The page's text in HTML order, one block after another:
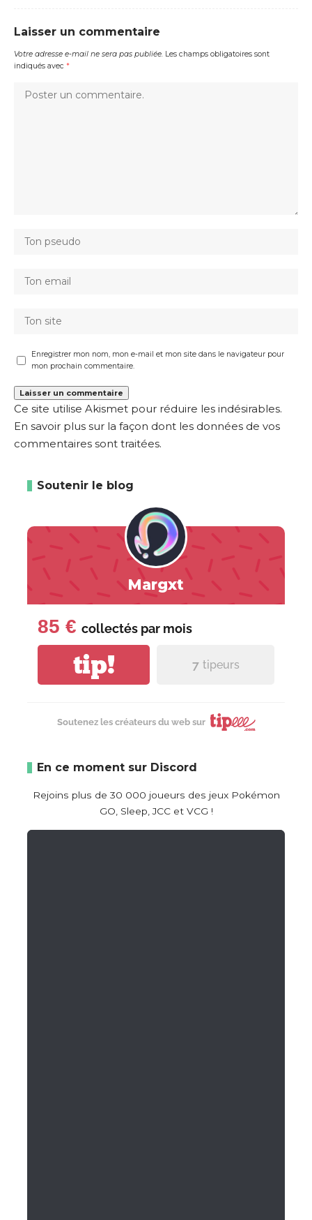
Laisser un commentaire
Votre adresse e-mail ne sera pas publiée. Les champs obligatoires sont
indiqués avec *
Enregistrer mon nom, mon e-mail et mon site dans le navigateur pour
mon prochain commentaire.
Ce site utilise Akismet pour réduire les indésirables.
En savoir plus sur la façon dont les données de vos
commentaires sont traitées.
Soutenir le blog
Margxt
85 € collectés par mois
tip! 7 tipeurs
Soutenez les créateurs du web sur
En ce moment sur Discord
Rejoins plus de 30 000 joueurs des jeux Pokémon
GO, Sleep, JCC et VCG !